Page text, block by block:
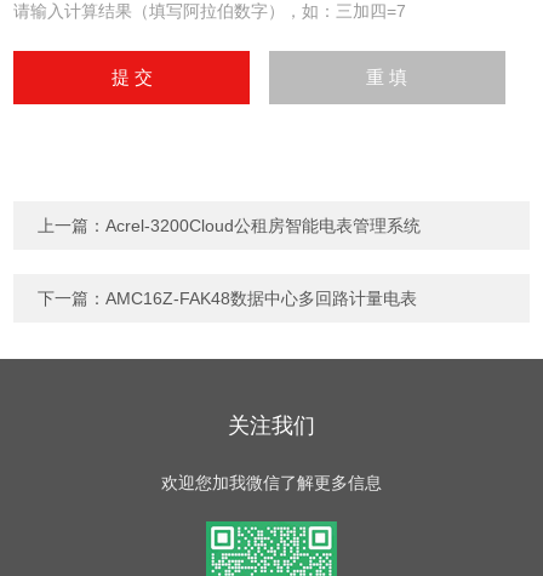
请输入计算结果（填写阿拉伯数字），如：三加四=7
上一篇：Acrel-3200Cloud公租房智能电表管理系统
下一篇：AMC16Z-FAK48数据中心多回路计量电表
关注我们
欢迎您加我微信了解更多信息